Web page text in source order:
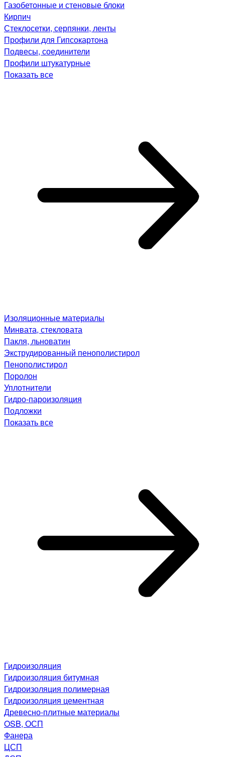
Газобетонные и стеновые блоки
Кирпич
Стеклосетки, серпянки, ленты
Профили для Гипсокартона
Подвесы, соединители
Профили штукатурные
Показать все
Изоляционные материалы
Минвата, стекловата
Пакля, льноватин
Экструдированный пенополистирол
Пенополистирол
Поролон
Уплотнители
Гидро-пароизоляция
Подложки
Показать все
Гидроизоляция
Гидроизоляция битумная
Гидроизоляция полимерная
Гидроизоляция цементная
Древесно-плитные материалы
OSB, ОСП
Фанера
ЦСП